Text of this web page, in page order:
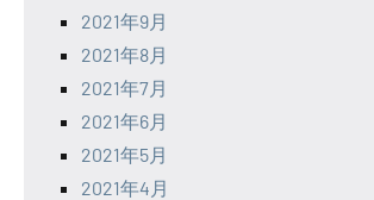
2021年9月
2021年8月
2021年7月
2021年6月
2021年5月
2021年4月